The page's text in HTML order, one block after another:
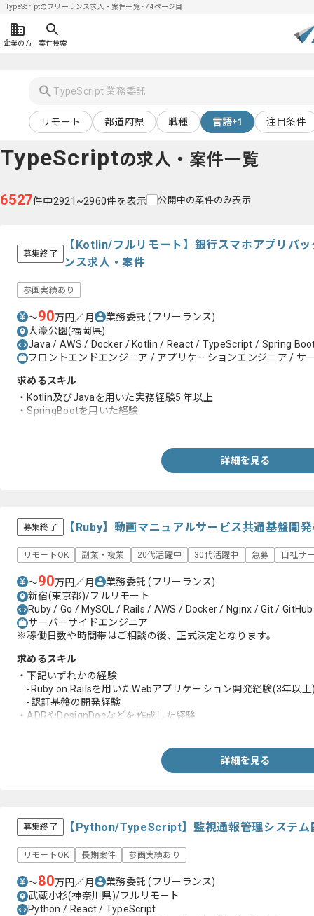
TypeScriptのフリーランス求人・案件一覧 - 74ページ目
企業の方 案件検索
リモート 都道府県 職種 言語+1 注目条件
TypeScriptの求人・案件一覧
6527件中2921~2960件を表示 公開中の案件のみ表示
募集終了
【Kotlin/フルリモート】銀行スマホアプリバ
ンス求人・案件
参画実績あり
〜90万円／月 業務委託(フリーランス)
大濠公園(福岡県)
Java / AWS / Docker / Kotlin / React / TypeScript / Spring
フロントエンドエンジニア / アプリケーションエンジニア / サ
求めるスキル
・Kotlin及びJavaを用いた実務経験5 年以上
・SpringBootを用いた経験
詳細を見る
募集終了 【Ruby】動画マニュアルサービス共通基盤開
リモートOK 副業・複業 20代活躍中 30代活躍中 急募 自社サ
〜90万円／月 業務委託(フリーランス)
新宿(東京都)/フルリモート
Ruby / Go / MySQL / Rails / AWS / Docker / Nginx / Git /
サーバーサイドエンジニア
※稼働日数や時間帯はご相談の後、正式決定となります。
求めるスキル
・下記いずれかの経験
-Ruby on Railsを用いたWebアプリケーション開発経験(3年以上
-認証基盤の開発経験
・ADRやDesignDocなどを作成した経験
詳細を見る
募集終了 【Python/TypeScript】監視通報管理システ
リモートOK 長期案件 参画実績あり
〜80万円／月 業務委託(フリーランス)
武蔵小杉(神奈川県)/フルリモート
Python / React / TypeScript